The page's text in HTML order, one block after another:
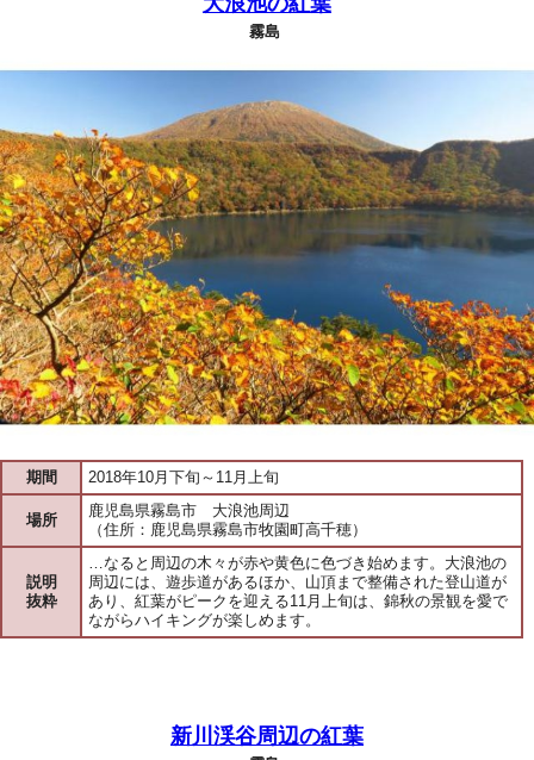
霧島
期間 2018年10月下旬～11月上旬
場所
鹿児島県霧島市 大浪池周辺
（住所：鹿児島県霧島市牧園町高千穂）
説明
抜粋
…なると周辺の木々が赤や黄色に色づき始めます。大浪池の
周辺には、遊歩道があるほか、山頂まで整備された登山道が
あり、紅葉がピークを迎える11月上旬は、錦秋の景観を愛で
ながらハイキングが楽しめます。
新川渓谷周辺の紅葉